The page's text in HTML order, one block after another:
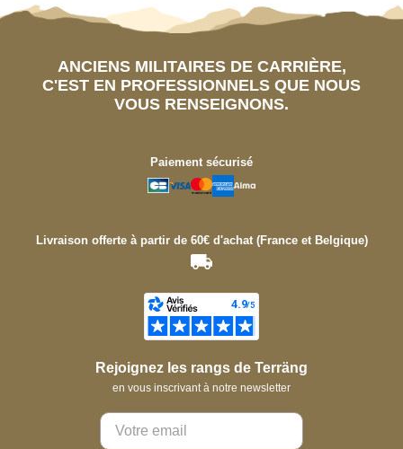
ANCIENS MILITAIRES DE CARRIÈRE,
C'EST EN PROFESSIONNELS QUE NOUS
VOUS RENSEIGNONS.
Paiement sécurisé
Livraison offerte à partir de 60€ d'achat (France et Belgique)
Rejoignez les rangs de Terräng
en vous inscrivant à notre newsletter